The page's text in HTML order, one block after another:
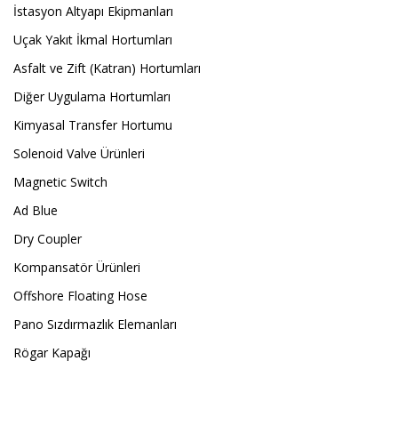
İstasyon Altyapı Ekipmanları
Uçak Yakıt İkmal Hortumları
Asfalt ve Zift (Katran) Hortumları
Diğer Uygulama Hortumları
Kimyasal Transfer Hortumu
Solenoid Valve Ürünleri
Magnetic Switch
Ad Blue
Dry Coupler
Kompansatör Ürünleri
Offshore Floating Hose
Pano Sızdırmazlık Elemanları
Rögar Kapağı